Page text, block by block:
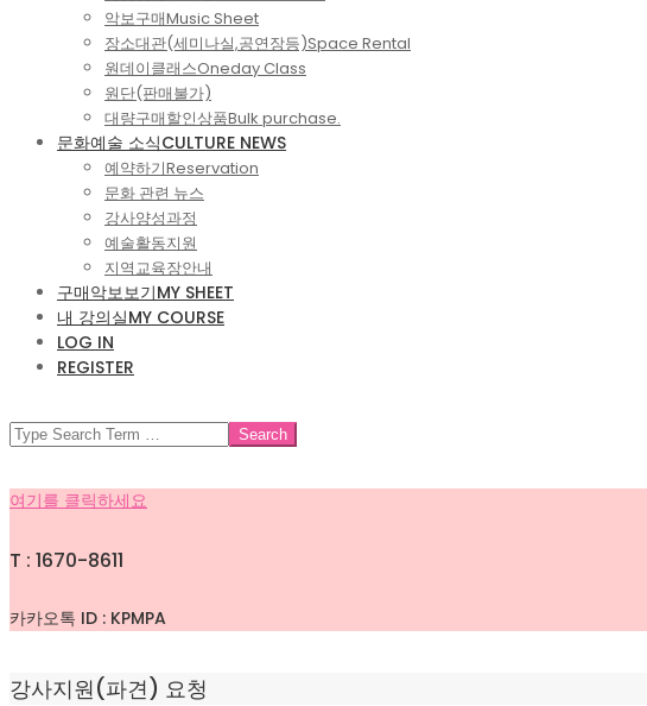
악보구매Music Sheet
장소대관(세미나실,공연장등)Space Rental
원데이클래스Oneday Class
원단(판매불가)
대량구매할인상품Bulk purchase.
문화예술 소식CULTURE NEWS
예약하기Reservation
문화 관련 뉴스
강사양성과정
예술활동지원
지역교육장안내
구매악보보기MY SHEET
내 강의실MY COURSE
LOG IN
REGISTER
SEARCH
여기를 클릭하세요
T : 1670-8611
카카오톡 ID : KPMPA
강사지원(파견) 요청